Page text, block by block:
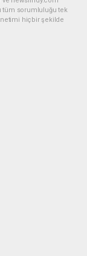
tüm sorumluluğu tek
hiçbir şekilde